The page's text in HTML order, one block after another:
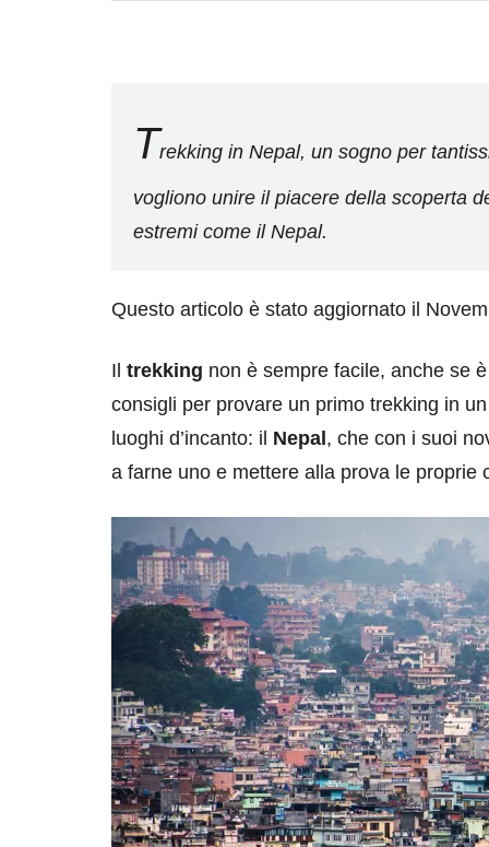
Trekking in Nepal, un sogno per
vogliono unire il piacere della scoperta
estremi come il Nepal.
Questo articolo è stato aggiornato il
Il trekking non è sempre facile, anche se
consigli per provare un primo trekking in
luoghi d’incanto: il Nepal , che con i suoi
a farne uno e mettere alla prova le proprie